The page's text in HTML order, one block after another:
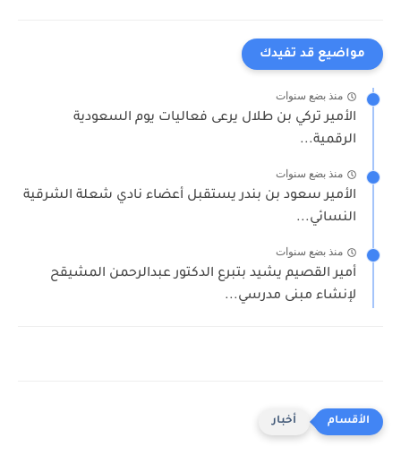
مواضيع قد تفيدك
منذ بضع سنوات
الأمير تركي بن طلال يرعى فعاليات يوم السعودية
الرقمية...
منذ بضع سنوات
الأمير سعود بن بندر يستقبل أعضاء نادي شعلة الشرقية
النسائي...
منذ بضع سنوات
أمير القصيم يشيد بتبرع الدكتور عبدالرحمن المشيقح
لإنشاء مبنى مدرسي...
أخبار